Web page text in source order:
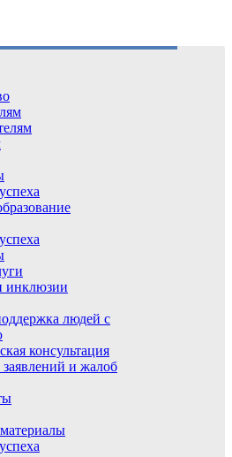
инклюзии
людей с
консультация
и жалоб